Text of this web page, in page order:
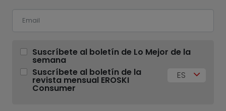
Suscríbete al boletín de Lo Mejor de la
semana
Suscríbete al boletín de la
revista mensual EROSKI
Consumer
ES